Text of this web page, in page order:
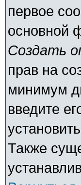
первое
основной
Создать
прав на
минимум
введите
Также